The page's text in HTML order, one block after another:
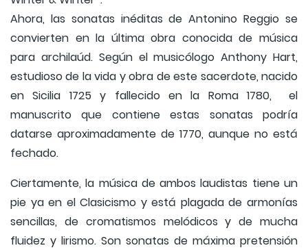
Ahora, las sonatas inéditas de Antonino Reggio se
convierten en la última obra conocida de música
para archilaúd. Según el musicólogo Anthony Hart,
estudioso de la vida y obra de este sacerdote, nacido
en Sicilia 1725 y fallecido en la Roma 1780, el
manuscrito que contiene estas sonatas podría
datarse aproximadamente de 1770, aunque no está
fechado.
Ciertamente, la música de ambos laudistas tiene un
pie ya en el Clasicismo y está plagada de armonías
sencillas, de cromatismos melódicos y de mucha
fluidez y lirismo. Son sonatas de máxima pretensión